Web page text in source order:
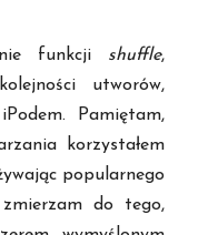
funkcji shuffle,
utworów,
Pamiętam,
korzystałem
popularnego
do tego,